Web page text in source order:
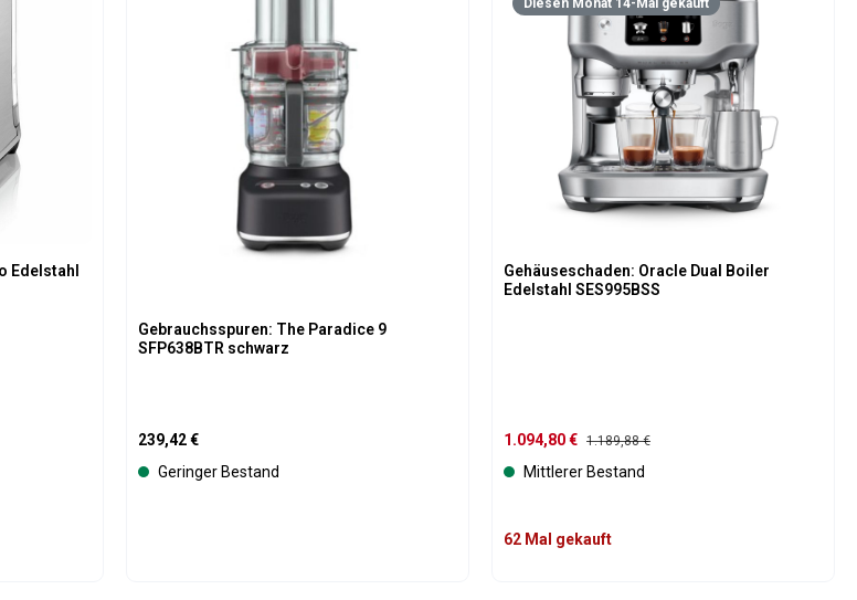
Edelstahl
Gebrauchsspuren: The Paradice 9
SFP638BTR schwarz
Regulärer Preis:
239,42 €
Geringer Bestand
Diesen Monat 14-Mal gekauft
Gehäuseschaden: Oracle Dual Boiler
Edelstahl SES995BSS
Verkaufspreis:
1.094,80 € Regulärer Preis:
1.189,88 €
Mittlerer Bestand
62 Mal gekauft